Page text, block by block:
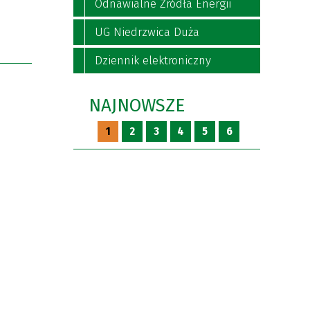
Odnawialne Źródła Energii
UG Niedrzwica Duża
Dziennik elektroniczny
NAJNOWSZE
1 2 3 4 5 6